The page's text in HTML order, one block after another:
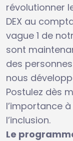
révolutionner
DEX au
vague 1 de
sont
des
nous
Postulez dès
l’importance
l’inclusion.
Le